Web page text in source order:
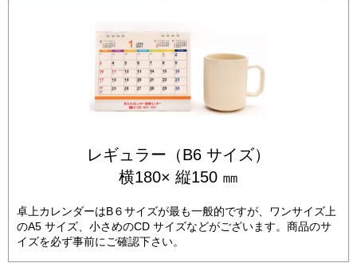
レギュラー（B6 サイズ）
横180× 縦150 ㎜
卓上カレンダーはB６サイズが最も一般的ですが、ワンサイズ上
のA5 サイズ、小さめのCD サイズなどがございます。商品のサ
イズを必ず事前にご確認下さい。